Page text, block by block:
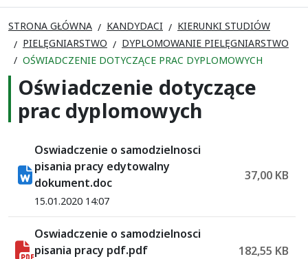
STRONA GŁÓWNA KANDYDACI
KIERUNKI STUDIÓW
PIELĘGNIARSTWO
DYPLOMOWANIE PIELĘGNIARSTWO
OŚWIADCZENIE DOTYCZĄCE PRAC DYPLOMOWYCH
Oświadczenie dotyczące
prac dyplomowych
Oswiadczenie o samodzielnosci
pisania pracy edytowalny
dokument.doc
15.01.2020 14:07
37,00 KB
Oswiadczenie o samodzielnosci
pisania pracy pdf.pdf
182,55 KB